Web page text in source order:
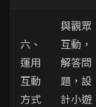
六、
運用
互動
方式
與觀眾
互動，
解答問
題，設
計小遊